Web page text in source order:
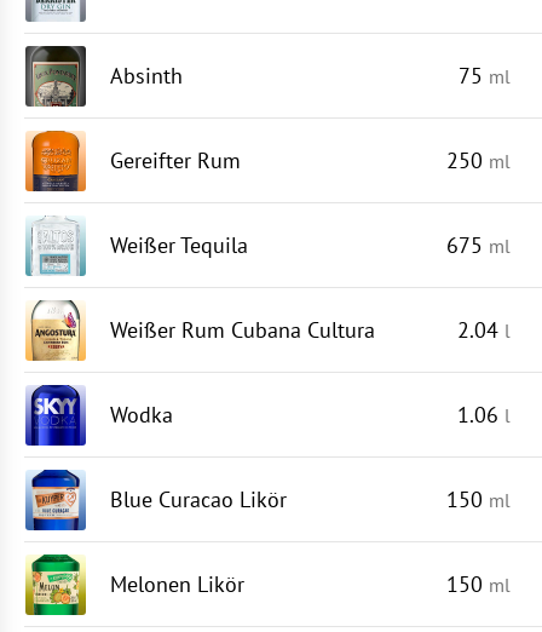
Absinth 75 ml
Gereifter Rum 250 ml
Weißer Tequila 675 ml
Weißer Rum Cubana Cultura 2.04 l
Wodka 1.06 l
Blue Curacao Likör 150 ml
Melonen Likör 150 ml